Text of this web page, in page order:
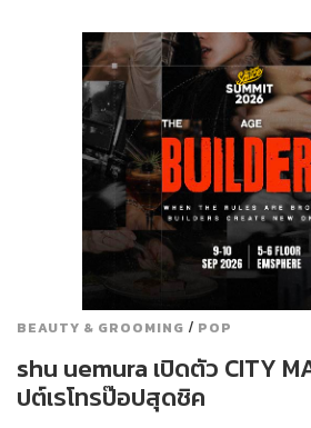
BEAUTY & GROOMING / POP
shu uemura เปิดตัว CITY
ปต์เรโทรป๊อปสุดชิค